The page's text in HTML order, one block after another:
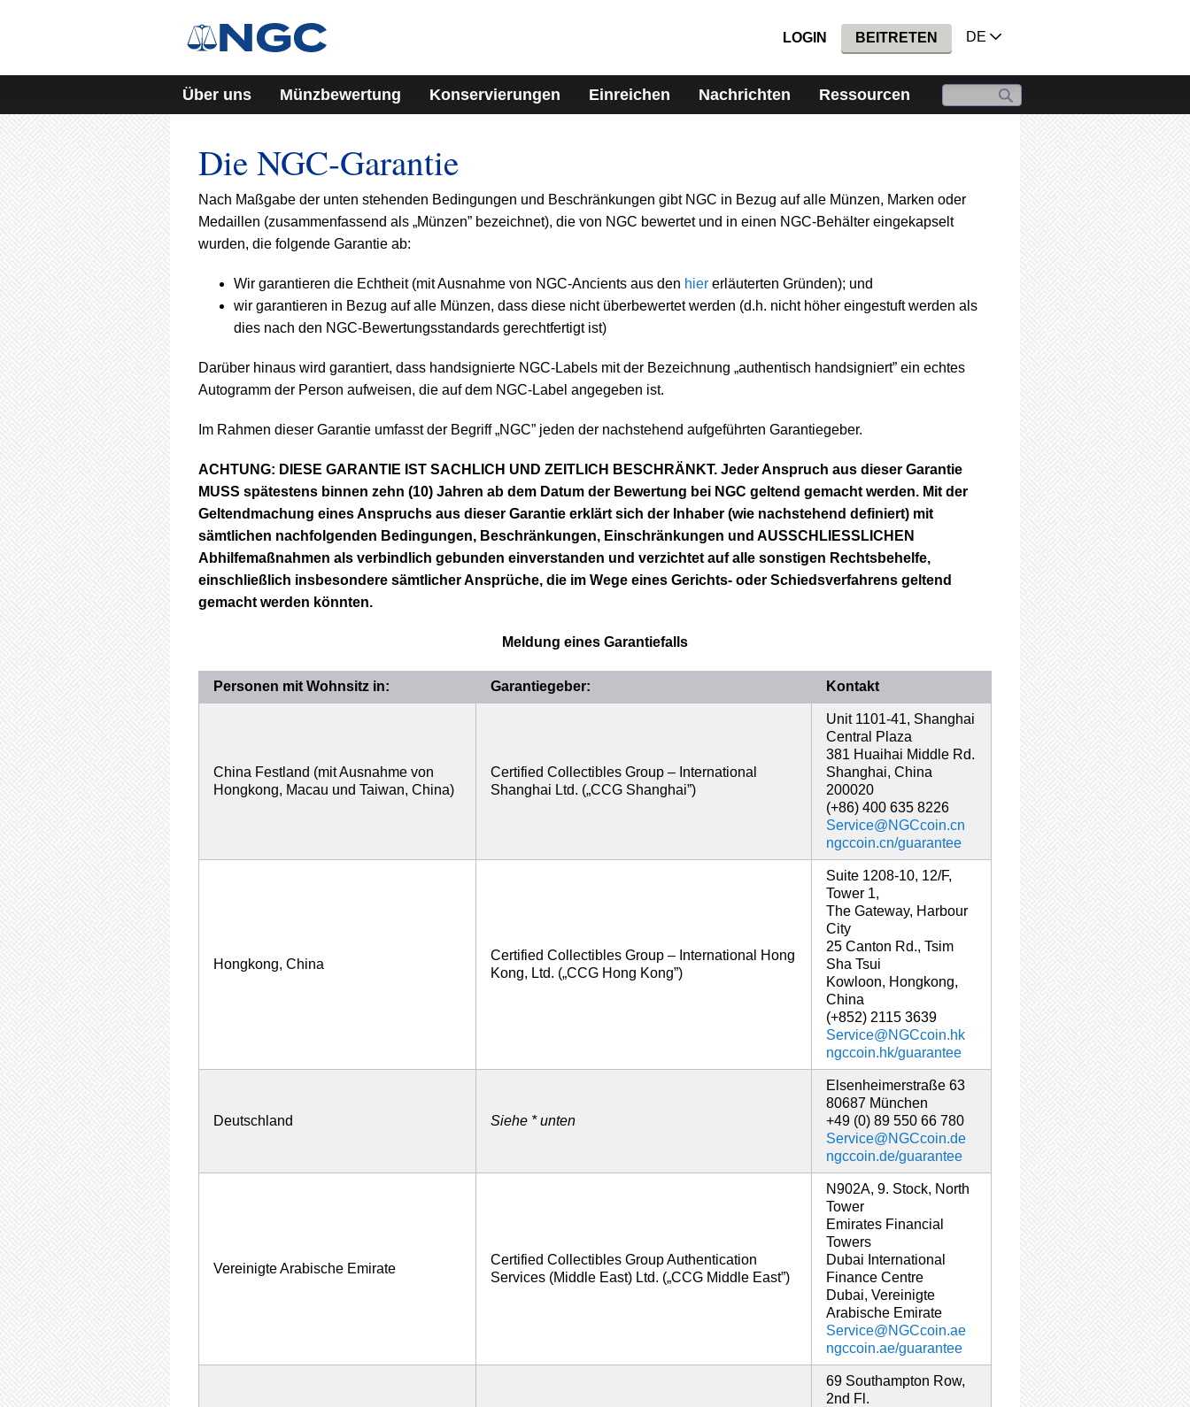
LOGIN BEITRETEN DE
Über uns Münzbewertung Konservierungen Einreichen Nachrichten Ressourcen
Die NGC-Garantie
Nach Maßgabe der unten stehenden Bedingungen und Beschränkungen gibt NGC in Bezug auf alle Münzen, Marken oder
Medaillen (zusammenfassend als „Münzen” bezeichnet), die von NGC bewertet und in einen NGC-Behälter eingekapselt
wurden, die folgende Garantie ab:
Wir garantieren die Echtheit (mit Ausnahme von NGC-Ancients aus den hier erläuterten Gründen); und
wir garantieren in Bezug auf alle Münzen, dass diese nicht überbewertet werden (d.h. nicht höher eingestuft werden als
dies nach den NGC-Bewertungsstandards gerechtfertigt ist)
Darüber hinaus wird garantiert, dass handsignierte NGC-Labels mit der Bezeichnung „authentisch handsigniert” ein echtes
Autogramm der Person aufweisen, die auf dem NGC-Label angegeben ist.
Im Rahmen dieser Garantie umfasst der Begriff „NGC” jeden der nachstehend aufgeführten Garantiegeber.
ACHTUNG: DIESE GARANTIE IST SACHLICH UND ZEITLICH BESCHRÄNKT. Jeder Anspruch aus dieser Garantie
MUSS spätestens binnen zehn (10) Jahren ab dem Datum der Bewertung bei NGC geltend gemacht werden. Mit der
Geltendmachung eines Anspruchs aus dieser Garantie erklärt sich der Inhaber (wie nachstehend definiert) mit
sämtlichen nachfolgenden Bedingungen, Beschränkungen, Einschränkungen und AUSSCHLIESSLICHEN
Abhilfemaßnahmen als verbindlich gebunden einverstanden und verzichtet auf alle sonstigen Rechtsbehelfe,
einschließlich insbesondere sämtlicher Ansprüche, die im Wege eines Gerichts- oder Schiedsverfahrens geltend
gemacht werden könnten.
Meldung eines Garantiefalls
Personen mit Wohnsitz in: Garantiegeber: Kontakt
China Festland (mit Ausnahme von
Hongkong, Macau und Taiwan, China)
Certified Collectibles Group – International
Shanghai Ltd. („CCG Shanghai”)
Unit 1101-41, Shanghai
Central Plaza
381 Huaihai Middle Rd.
Shanghai, China
200020
(+86) 400 635 8226
Service@NGCcoin.cn
ngccoin.cn/guarantee
Hongkong, China
Certified Collectibles Group – International Hong
Kong, Ltd. („CCG Hong Kong”)
Suite 1208-10, 12/F,
Tower 1,
The Gateway, Harbour
City
25 Canton Rd., Tsim
Sha Tsui
Kowloon, Hongkong,
China
(+852) 2115 3639
Service@NGCcoin.hk
ngccoin.hk/guarantee
Deutschland Siehe * unten
Elsenheimerstraße 63
80687 München
+49 (0) 89 550 66 780
Service@NGCcoin.de
ngccoin.de/guarantee
Vereinigte Arabische Emirate
Certified Collectibles Group Authentication
Services (Middle East) Ltd. („CCG Middle East”)
N902A, 9. Stock, North
Tower
Emirates Financial
Towers
Dubai International
Finance Centre
Dubai, Vereinigte
Arabische Emirate
Service@NGCcoin.ae
ngccoin.ae/guarantee
69 Southampton Row,
2nd Fl.